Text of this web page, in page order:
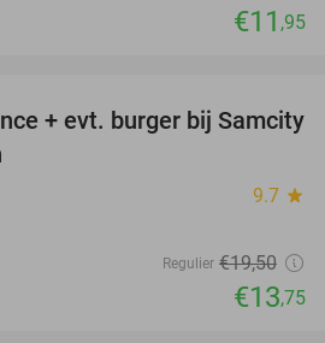
€11 ,95
29%
+ evt. burger bij Samcity
9.7 star
Regulier €19,50
€13,75